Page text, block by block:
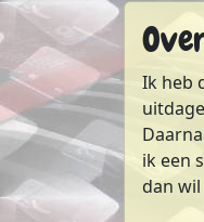
Ik heb
ik een
dan